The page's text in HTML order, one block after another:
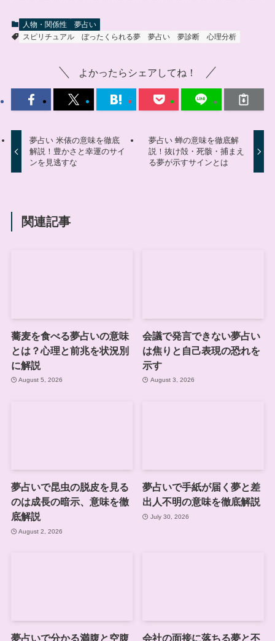
人物・関係性
夢占い
スピリチュアル
ぼったくられる夢 夢占い 夢診断 心理分析
よかったらシェアしてね！
夢占い 米俵の意味を徹底
解説！豊かさと幸運のサイ
ンを見逃すな
夢占い 蝉の意味を徹底解
説！抜け殻・死骸・捕まえ
る夢が示すサインとは
関連記事
蕎麦を食べる夢占いの意味
とは？心理と前兆を状況別
に解説
August 5, 2026
会議で発言できない夢占い
は焦りと自己表現の恐れを
示す
August 3, 2026
夢占いで昆虫の脱皮を見る
のは成長の暗示、意味を徹
底解説
August 2, 2026
夢占いで手紙が届く夢と差
出人不明の意味を徹底解説
July 30, 2026
夢占いで分かる満腹と空腹 会社の面接に落ちる夢と不